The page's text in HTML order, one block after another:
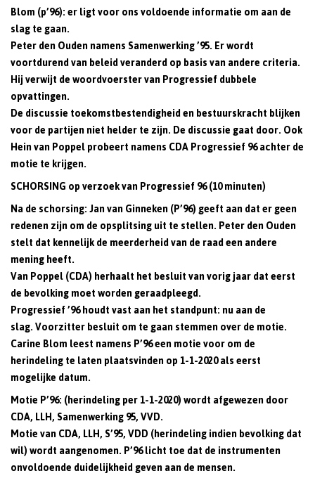
Blom (p’96): er ligt voor ons voldoende informatie om aan de
slag te gaan.
Peter den Ouden namens Samenwerking ’95. Er wordt
voortdurend van beleid veranderd op basis van andere criteria.
Hij verwijt de woordvoerster van Progressief dubbele
opvattingen.
De discussie toekomstbestendigheid en bestuurskracht blijken
voor de partijen niet helder te zijn. De discussie gaat door. Ook
Hein van Poppel probeert namens CDA Progressief 96 achter de
motie te krijgen.
SCHORSING op verzoek van Progressief 96 (10 minuten)
Na de schorsing:Jan van Ginneken (P’96) geeft aan dat er geen
redenen zijn om de opsplitsing uit te stellen. Peter den Ouden
stelt dat kennelijk de meerderheid van de raad een andere
mening heeft.
Van Poppel (CDA) herhaalt het besluit van vorig jaar dat eerst
de bevolking moet worden geraadpleegd.
Progressief ’96 houdt vast aan het standpunt: nu aan de
slag.Voorzitter besluit om te gaan stemmen over de motie.
Carine Blom leest namens P’96 een motie voor om de
herindeling te laten plaatsvinden op 1-1-2020 als eerst
mogelijke datum.
Motie P’96: (herindeling per 1-1-2020) wordt afgewezen door
CDA, LLH, Samenwerking 95, VVD.
Motie van CDA, LLH, S’95, VDD (herindeling indien bevolking dat
wil) wordt aangenomen. P’96 licht toe dat de instrumenten
onvoldoende duidelijkheid geven aan de mensen.